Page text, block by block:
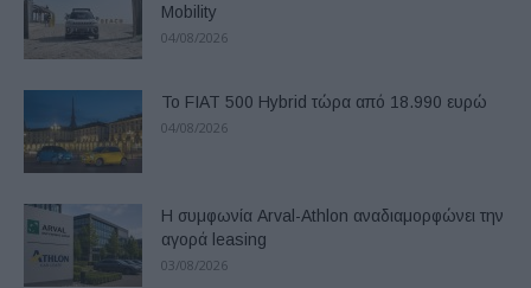
Mobility
04/08/2026
Το FIAT 500 Hybrid τώρα από 18.990 ευρώ
04/08/2026
Η συμφωνία Arval-Athlon αναδιαμορφώνει την
αγορά leasing
03/08/2026